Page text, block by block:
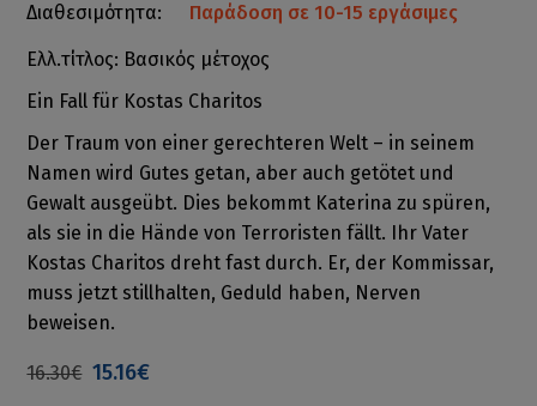
Διαθεσιμότητα:
Παράδοση σε 10-15 εργάσιμες
Ελλ.τίτλος: Βασικός μέτοχος
Ein Fall für Kostas Charitos
Der Traum von einer gerechteren Welt – in seinem
Namen wird Gutes getan, aber auch getötet und
Gewalt ausgeübt. Dies bekommt Katerina zu spüren,
als sie in die Hände von Terroristen fällt. Ihr Vater
Kostas Charitos dreht fast durch. Er, der Kommissar,
muss jetzt stillhalten, Geduld haben, Nerven
beweisen.
16.30€ 15.16€